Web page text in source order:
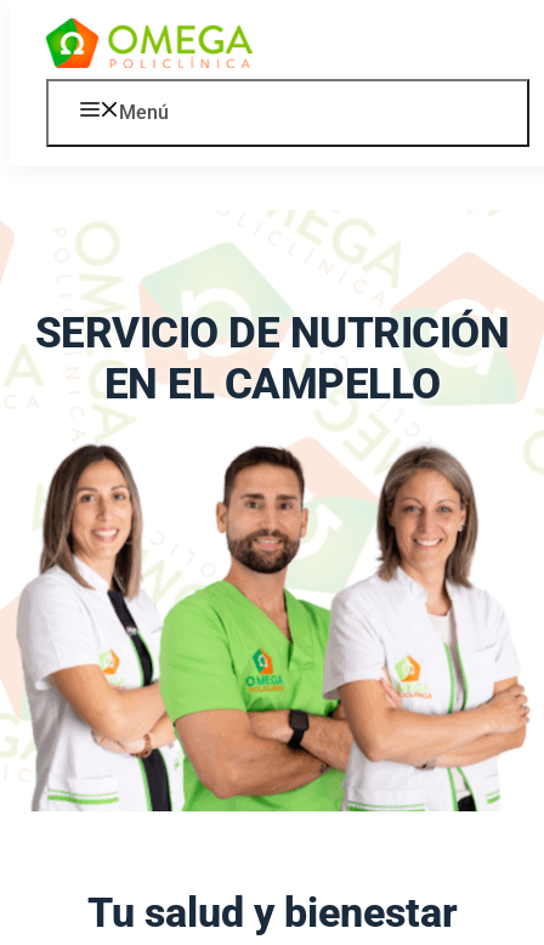
Saltar al contenido
Menú
SERVICIO DE NUTRICIÓN
EN EL CAMPELLO
Tu salud y bienestar